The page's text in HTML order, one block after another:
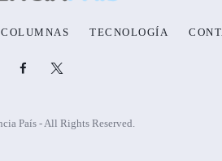
COLUMNAS TECNOLOGÍA
País - All Rights Reserved.